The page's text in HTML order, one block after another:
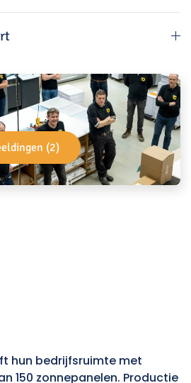
(2)
hun bedrijfsruimte met
150 zonnepanelen. Productie